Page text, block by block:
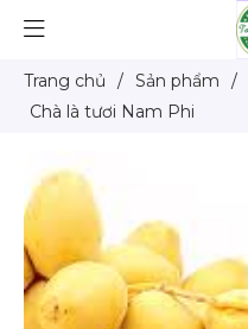
Trang chủ / Sản phẩm /
Chà là tươi Nam Phi